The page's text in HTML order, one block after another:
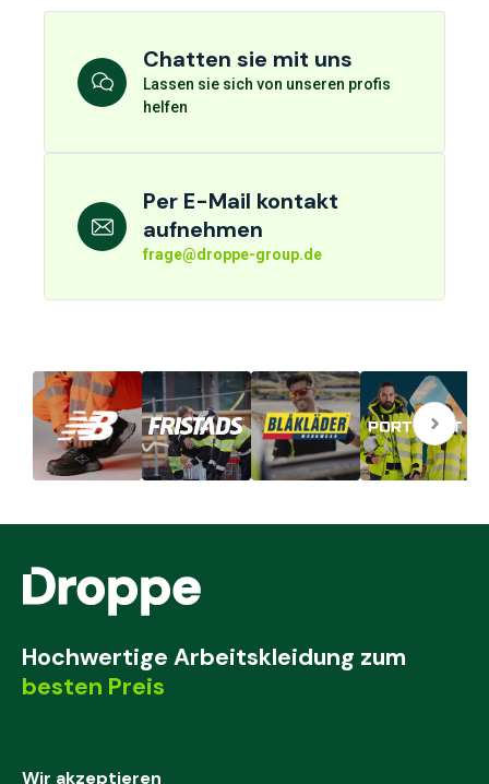
Chatten sie mit uns
Lassen sie sich von unseren profis
helfen
Per E-Mail kontakt
aufnehmen
frage@droppe-group.de
Hochwertige Arbeitskleidung zum
besten Preis
Wir akzeptieren